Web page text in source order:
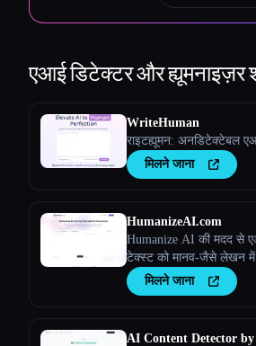
एआई डिटेक्टर और ह्यूमनाइज़र
WriteHuman
राइटह्यूमन: अनडिटेक्टेबल
मिलने जाना
HumanizeAI.com
Humanize AI की मदद से
टेक्स्ट को मानव-जैसे लेखन में
मिलने जाना
AI Content Detector